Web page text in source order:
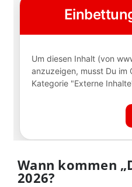
Wann kommen
2026?